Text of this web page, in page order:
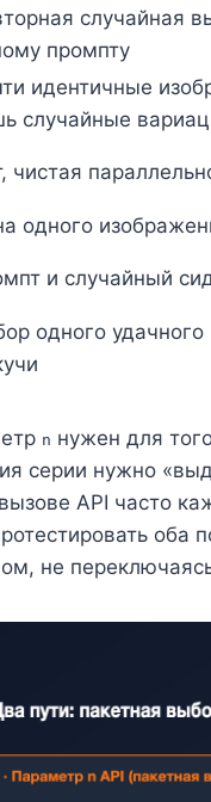
случайная
промпту
идентичные
случайные
чистая
одного
и случайный
одного удачного
n нужен для
серии нужно
API часто
оба
не